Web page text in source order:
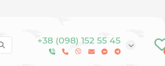
+38 (098) 152 55 45